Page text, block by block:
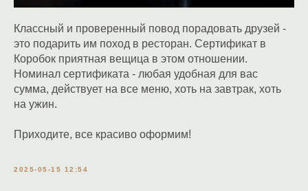
Классный и проверенный повод порадовать друзей -
это подарить им поход в ресторан. Сертификат в
Коробок приятная вещица в этом отношении.
Номинал сертификата - любая удобная для вас
сумма, действует на все меню, хоть на завтрак, хоть
на ужин.
Приходите, все красиво оформим!
2025-05-15 12:54